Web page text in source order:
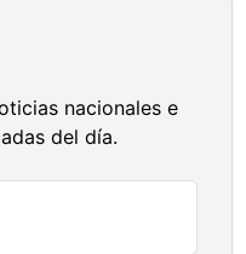
nacionales e
del día.